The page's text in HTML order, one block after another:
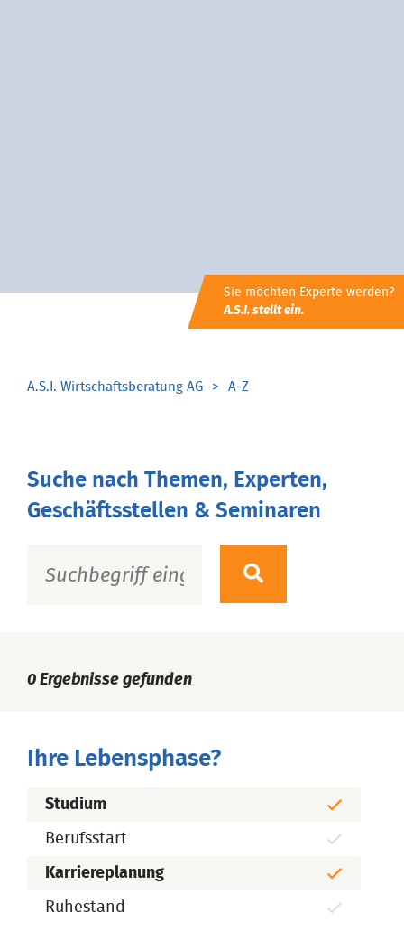
Sie möchten Experte werden?
A.S.I. stellt ein.
A.S.I. Wirtschaftsberatung AG A-Z
Suche nach Themen, Experten,
Geschäftsstellen & Seminaren
0 Ergebnisse gefunden
Ihre Lebensphase?
Studium
Berufsstart
Karriereplanung
Ruhestand